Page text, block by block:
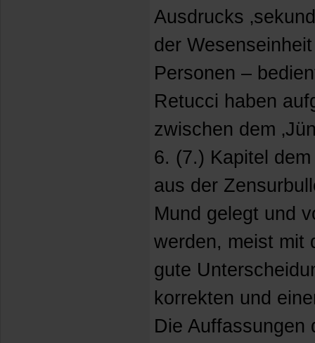
Ausdrucks
der
Personen –
Retucci haben
zwischen dem
6. (7.) Kapitel dem
aus der
Mund gelegt und
werden, meist mit
gute
korrekten und
Die Auffassungen